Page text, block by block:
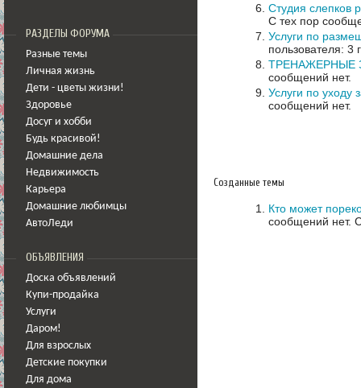
РАЗДЕЛЫ ФОРУМА
Разные темы
Личная жизнь
Дети - цветы жизни!
Здоровье
Досуг и хобби
Будь красивой!
Домашние дела
Недвижимость
Карьера
Домашние любимцы
АвтоЛеди
ОБЪЯВЛЕНИЯ
Доска объявлений
Купи-продайка
Услуги
Даром!
Для взрослых
Детские покупки
Для дома
Студия слепков
С тех пор
Услуги по
пользователя: 3
ТРЕНАЖЕРНЫЕ
сообщений нет.
Услуги по уходу
сообщений нет.
Созданные темы
Кто может
сообщений нет.